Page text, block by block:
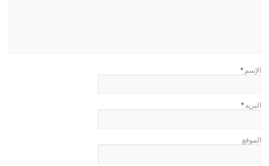
الإسم *
البريد*
الموقع